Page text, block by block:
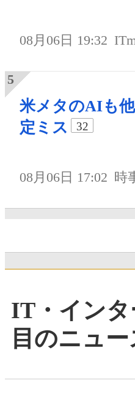
08月06日 19:32
米メタのAIも
定ミス
32
08月06日 17:02 時
IT・イン
目のニュー